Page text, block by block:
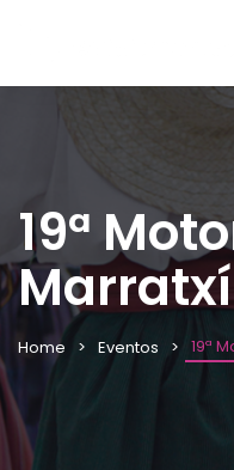
19ª
Marratxí
Home Eventos 19ª